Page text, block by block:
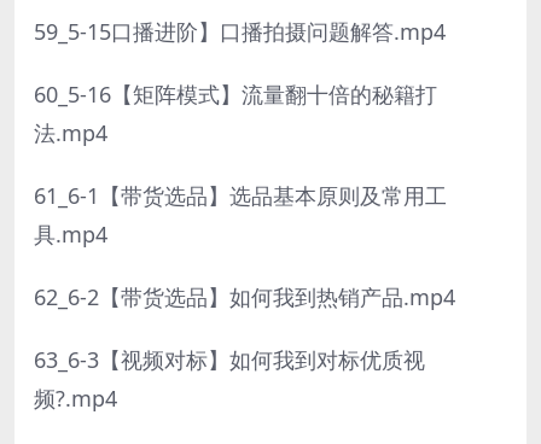
59_5-15口播进阶】口播拍摄问题解答.mp4
60_5-16【矩阵模式】流量翻十倍的秘籍打
法.mp4
61_6-1【带货选品】选品基本原则及常用工
具.mp4
62_6-2【带货选品】如何我到热销产品.mp4
63_6-3【视频对标】如何我到对标优质视
频?.mp4